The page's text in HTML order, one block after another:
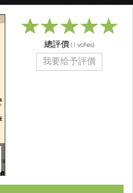
總評價 (1 votes)
我要给予評價